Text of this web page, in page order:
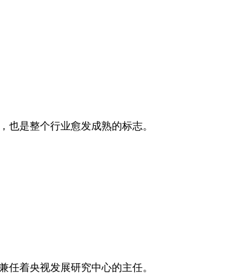
是整个行业愈发成熟的标志。
着央视发展研究中心的主任。